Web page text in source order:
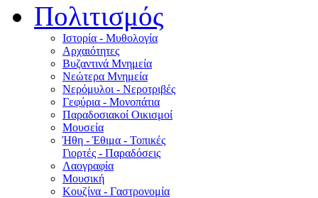
Πολιτισμός
Ιστορία - Μυθολογία
Αρχαιότητες
Βυζαντινά Μνημεία
Νεώτερα Μνημεία
Νερόμυλοι - Nεροτριβές
Γεφύρια - Μονοπάτια
Παραδοσιακοί Οικισμοί
Μουσεία
Ήθη - Έθιμα - Τοπικές
Γιορτές - Παραδόσεις
Λαογραφία
Μουσική
Κουζίνα - Γαστρονομία